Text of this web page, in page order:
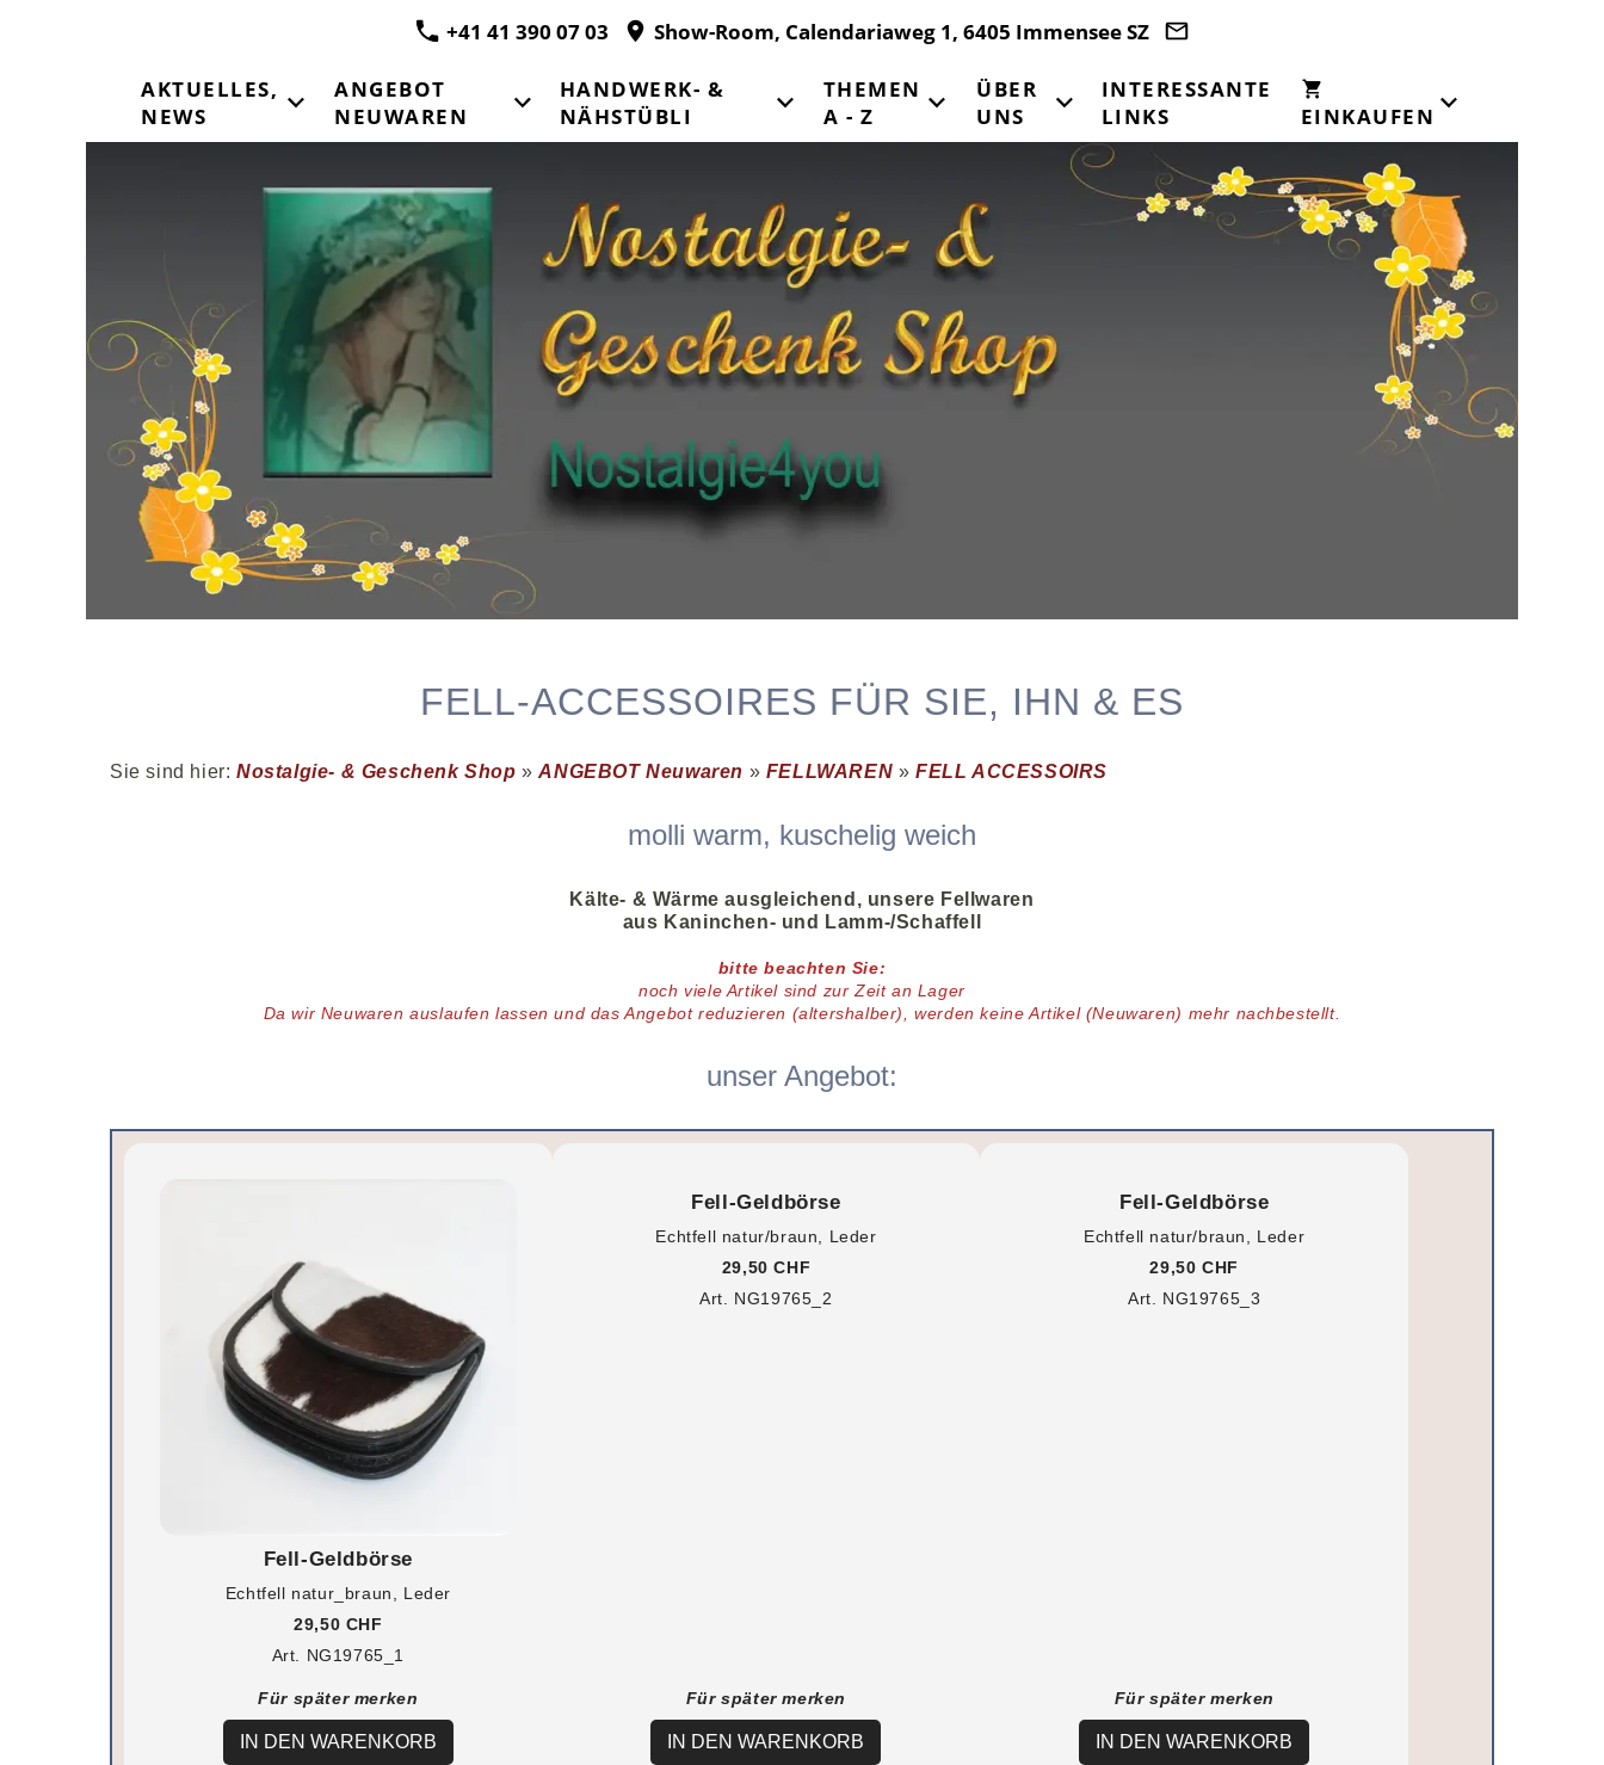
+41 41 390 07 03 Show-Room, Calendariaweg 1, 6405 Immensee SZ
AKTUELLES,
NEWS
ANGEBOT
NEUWAREN
HANDWERK- &
NÄHSTÜBLI
THEMEN
A - Z
ÜBER
UNS
INTERESSANTE
LINKS
EINKAUFEN
FELL-ACCESSOIRES FÜR SIE, IHN & ES
Sie sind hier: Nostalgie- & Geschenk Shop »ANGEBOT Neuwaren » FELLWAREN »FELL ACCESSOIRS
molli warm, kuschelig weich
Kälte- & Wärme ausgleichend , unsere Fellwaren
aus Kaninchen- und Lamm-/Schaffell
bitte beachten Sie:
noch viele Artikel sind zur Zeit an Lager
Da wir Neuwaren auslaufen lassen und das Angebot reduzieren (altershalber),werden keine Artikel (Neuwaren) mehr nachbestellt.
unser Angebot:
Fell-Geldbörse
Echtfell natur_braun, Leder
29,50 CHF
Art. NG19765_1
Für später merken
IN DEN WARENKORB
Fell-Geldbörse
Echtfell natur/braun, Leder
29,50 CHF
Art. NG19765_2
Für später merken
IN DEN WARENKORB
Fell-Geldbörse
Echtfell natur/braun, Leder
29,50 CHF
Art. NG19765_3
Für später merken
IN DEN WARENKORB